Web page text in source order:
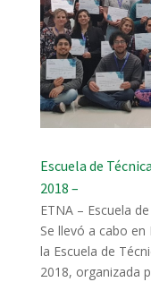
Escuela de
2018 –
ETNA – Escuela
Se llevó a cabo
la Escuela de
2018, organizada